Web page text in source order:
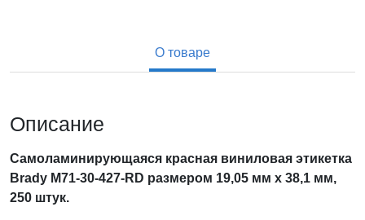
О товаре
Описание
Самоламинирующаяся красная виниловая этикетка
Brady M71-30-427-RD размером 19,05 мм х 38,1 мм,
250 штук.